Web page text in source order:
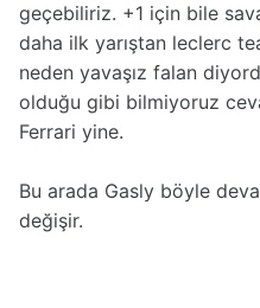
geçebiliriz. +1 için bile
daha ilk yarıştan leclerc
neden yavaşız falan
olduğu gibi bilmiyoruz
Ferrari yine.
Bu arada Gasly böyle
değişir.